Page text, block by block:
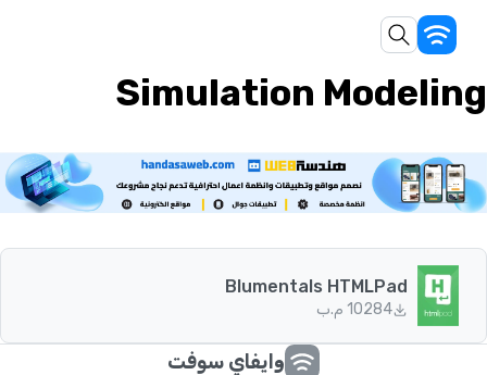
Simulation Modeling
Blumentals HTMLPad
84102 م.ب
وايفاي سوفت